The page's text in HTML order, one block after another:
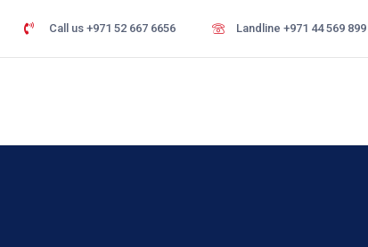
Call us +971 52 667 6656 Landline +971 44 569 899